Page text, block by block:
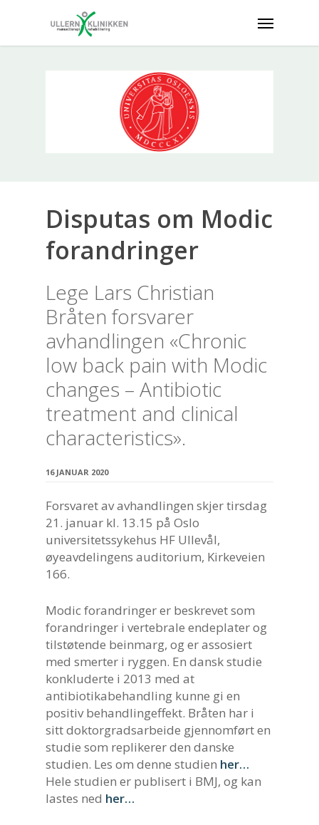
Disputas om Modic
forandringer
Lege Lars Christian
Bråten forsvarer
avhandlingen «Chronic
low back pain with Modic
changes – Antibiotic
treatment and clinical
characteristics».
16 JANUAR 2020
Forsvaret av avhandlingen skjer tirsdag
21. januar kl. 13.15 på Oslo
universitetssykehus HF Ullevål,
øyeavdelingens auditorium, Kirkeveien
166.
Modic forandringer er beskrevet som
forandringer i vertebrale endeplater og
tilstøtende beinmarg, og er assosiert
med smerter i ryggen. En dansk studie
konkluderte i 2013 med at
antibiotikabehandling kunne gi en
positiv behandlingeffekt. Bråten har i
sitt doktorgradsarbeide gjennomført en
studie som replikerer den danske
studien. Les om denne studien her…
Hele studien er publisert i BMJ, og kan
lastes ned her…